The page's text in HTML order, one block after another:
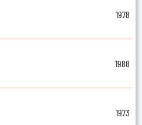
1978
1988
1973